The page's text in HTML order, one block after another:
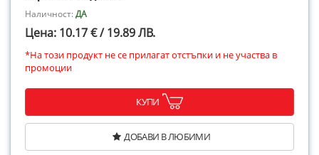
Наличност:ДА
Цена: 10.17 € / 19.89 ЛВ.
*На този продукт не се прилагат отстъпки и не участва в
промоции
КУПИ
ДОБАВИ В ЛЮБИМИ